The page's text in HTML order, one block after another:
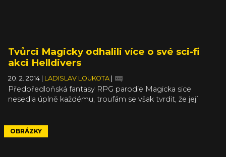
Tvůrci Magicky odhalili více o své sci-fi
akci Helldivers
20. 2. 2014 LADISLAV LOUKOTA
Předpředloňská fantasy RPG parodie Magicka sice
nesedla úplně každému, troufám se však tvrdit, že její
významu. Po ještě ujetější Magicka: Vietnam se její švédští
vývojáři z Arrowhead Game Studios vrhli na loni
OBRÁZKY